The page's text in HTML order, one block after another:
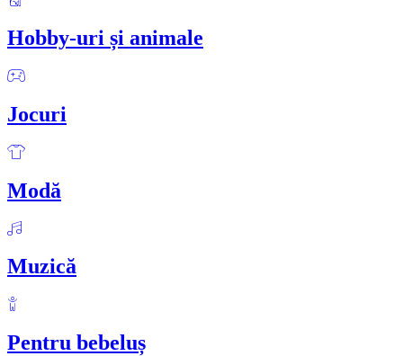
Hobby-uri și animale
Jocuri
Modă
Muzică
Pentru bebeluș